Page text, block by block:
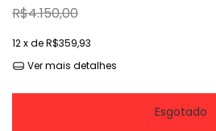
R$4.150,00
12x deR$359,93
Ver mais detalhes